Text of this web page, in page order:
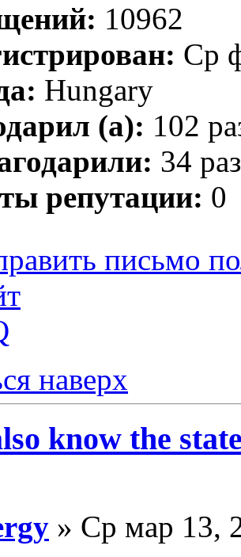
10962
Ср
Hungary
(а): 102
34
репутации: 0
письмо
наверх
know the
» Ср мар 13,